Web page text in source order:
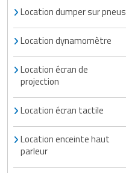
Location dumper sur pneus
Location dynamomètre
Location écran de
projection
Location écran tactile
Location enceinte haut
parleur